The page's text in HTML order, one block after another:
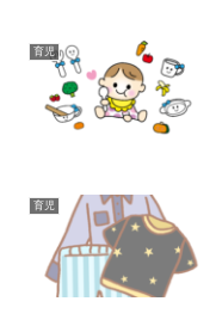
育児
育児